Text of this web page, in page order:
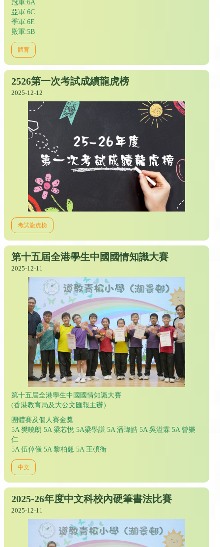
冠軍:6A
亞軍:6C
季軍:6E
殿軍:5B
體育
2526第一次考試成績龍虎榜
2025-12-12
考試龍虎榜
第十五屆全港學生中國國情知識大賽
2025-12-11
第十五屆全港學生中國國情知識大賽
(香港教育局及大公文匯報主辦）
團體賽及個人賽金獎
5A 樊曉朗 5A 梁芯悅 5A梁學謙 5A 潘瑋皓 5A 吳溢霖 5A 曾樂
仁
5A 伍倬儀 5A 黎柏翹 5A 王碩衡
中文
2025-26年度中文科校內硬筆書法比賽
2025-12-11